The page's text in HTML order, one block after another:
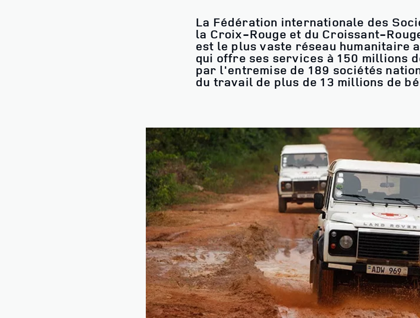
La Fédération internationale des
la Croix-Rouge et du Croissant-
est le plus vaste réseau humanitaire
qui offre ses services à 150 millions
par l'entremise de 189 sociétés
du travail de plus de 13 millions de